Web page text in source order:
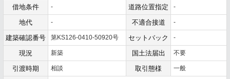
借地条件 - 道路位置指定 -
地代 - 不適合接道 -
建築確認番号 第KS126-0410-50920号 セットバック -
現況 新築 国土法届出 不要
引渡時期 相談 取引態様 一般